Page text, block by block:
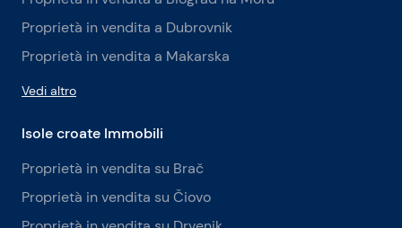
Proprietà in vendita a Dubrovnik
Proprietà in vendita a Makarska
Vedi altro
Isole croate Immobili
Proprietà in vendita su Brač
Proprietà in vendita su Čiovo